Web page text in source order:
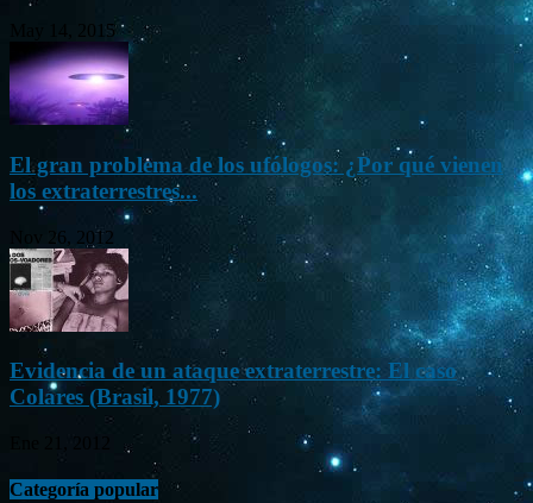
May 14, 2015
El gran problema de los ufólogos: ¿Por qué vienen
los extraterrestres...
Nov 26, 2012
Evidencia de un ataque extraterrestre: El caso
Colares (Brasil, 1977)
Categoría popular